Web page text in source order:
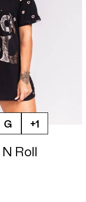
G +1
Roll